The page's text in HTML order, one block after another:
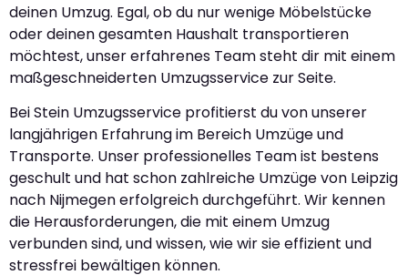
deinen Umzug. Egal, ob du nur wenige Möbelstücke
oder deinen gesamten Haushalt transportieren
möchtest, unser erfahrenes Team steht dir mit einem
maßgeschneiderten Umzugsservice zur Seite.
Bei Stein Umzugsservice profitierst du von unserer
langjährigen Erfahrung im Bereich Umzüge und
Transporte. Unser professionelles Team ist bestens
geschult und hat schon zahlreiche Umzüge von Leipzig
nach Nijmegen erfolgreich durchgeführt. Wir kennen
die Herausforderungen, die mit einem Umzug
verbunden sind, und wissen, wie wir sie effizient und
stressfrei bewältigen können.